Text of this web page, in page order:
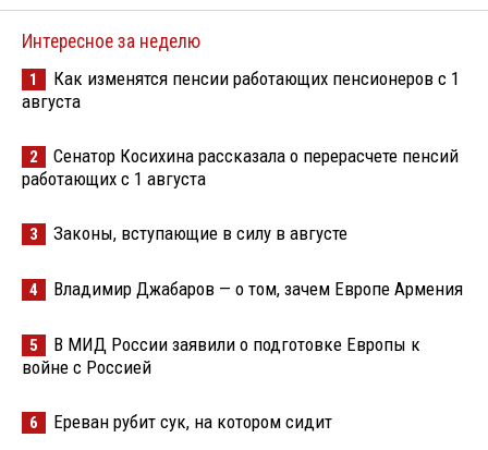
Интересное за неделю
1
Как изменятся пенсии работающих пенсионеров с 1
августа
2
Сенатор Косихина рассказала о перерасчете пенсий
работающих с 1 августа
3 Законы, вступающие в силу в августе
4 Владимир Джабаров — о том, зачем Европе Армения
5
В МИД России заявили о подготовке Европы к
войне с Россией
6 Ереван рубит сук, на котором сидит